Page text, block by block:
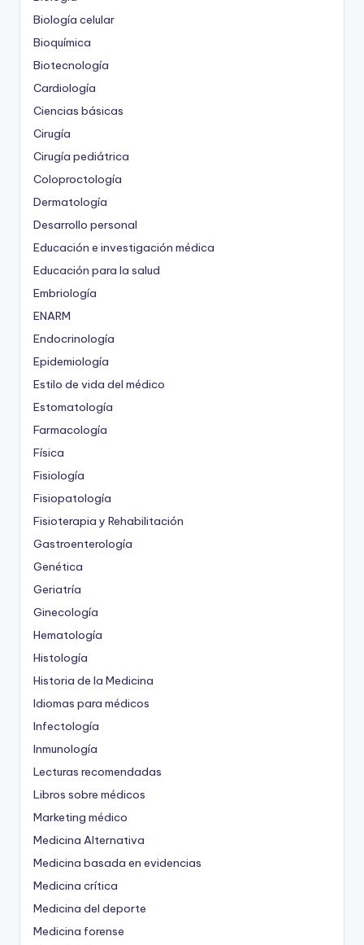
Biología celular
Bioquímica
Biotecnología
Cardiología
Ciencias básicas
Cirugía
Cirugía pediátrica
Coloproctología
Dermatología
Desarrollo personal
Educación e investigación médica
Educación para la salud
Embriología
ENARM
Endocrinología
Epidemiología
Estilo de vida del médico
Estomatología
Farmacología
Física
Fisiología
Fisiopatología
Fisioterapia y Rehabilitación
Gastroenterología
Genética
Geriatría
Ginecología
Hematología
Histología
Historia de la Medicina
Idiomas para médicos
Infectología
Inmunología
Lecturas recomendadas
Libros sobre médicos
Marketing médico
Medicina Alternativa
Medicina basada en evidencias
Medicina crítica
Medicina del deporte
Medicina forense